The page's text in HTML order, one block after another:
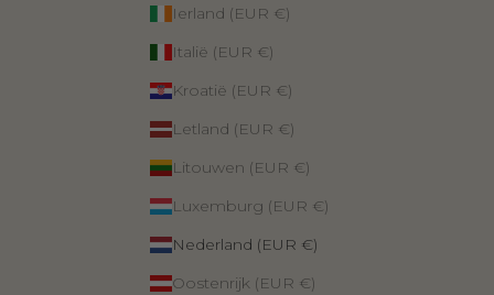
Ierland (EUR €)
Italië (EUR €)
Kroatië (EUR €)
Letland (EUR €)
Litouwen (EUR €)
Luxemburg (EUR €)
Nederland (EUR €)
Oostenrijk (EUR €)